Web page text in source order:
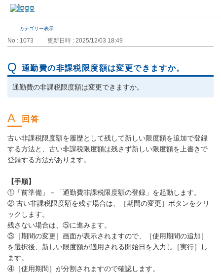
カテゴリー表示
No : 1073 更新日時 : 2025/12/03 18:49
通勤費の非課税限度額は変更できますか。
通勤費の非課税限度額は変更できますか。
古い非課税限度額を履歴として残して新しい限度額を追加で登録
する方法と、古い非課税限度額は残さず新しい限度額を上書きで
登録する方法があります。
【手順】
①「前準備」－「通勤費非課税限度額の登録」を起動します。
② 古い非課税限度額を残す場合は、［期間の変更］ボタンをクリ
ックします。
残さない場合は、⑤に進みます。
③［期間の変更］画面が表示されますので、［使用期間の追加］
を選択後、新しい限度額が適用される開始日を入力し［実行］し
ます。
④［使用期間］が分割されますので確認します。